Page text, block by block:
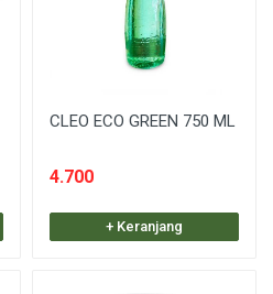
CLEO ECO GREEN 750 ML
4.700
+ Keranjang